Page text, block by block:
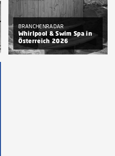
BRANCHENRADAR
Whirlpool & Swim Spa in
Österreich 2026